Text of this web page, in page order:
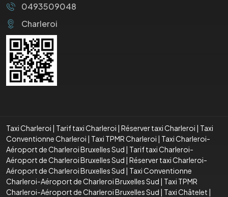
0493509048
Charleroi
Taxi Charleroi | Tarif taxi Charleroi | Réserver taxi Charleroi | Taxi
Conventionne Charleroi | Taxi TPMR Charleroi | Taxi Charleroi-
Aéroport de Charleroi Bruxelles Sud | Tarif taxi Charleroi-
Aéroport de Charleroi Bruxelles Sud | Réserver taxi Charleroi-
Aéroport de Charleroi Bruxelles Sud | Taxi Conventionne
Charleroi-Aéroport de Charleroi Bruxelles Sud | Taxi TPMR
Charleroi-Aéroport de Charleroi Bruxelles Sud | Taxi Châtelet |